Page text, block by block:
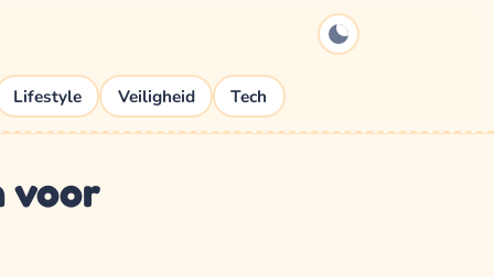
Lifestyle Veiligheid Tech
voor